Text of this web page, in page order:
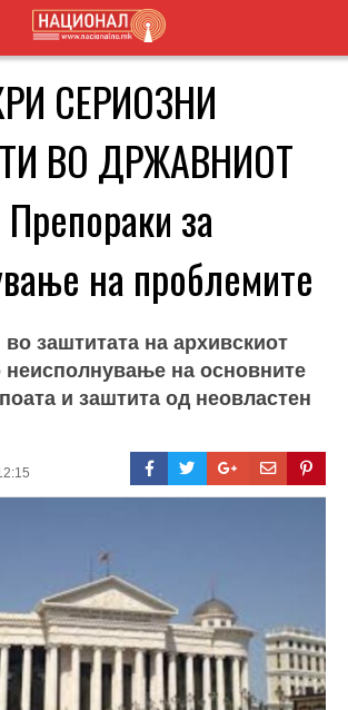
СЕРИОЗНИ
ВО ДРЖАВНИОТ
за
на проблемите
заштитата на архивскиот
неисполнување на основните
и заштита од неовластен